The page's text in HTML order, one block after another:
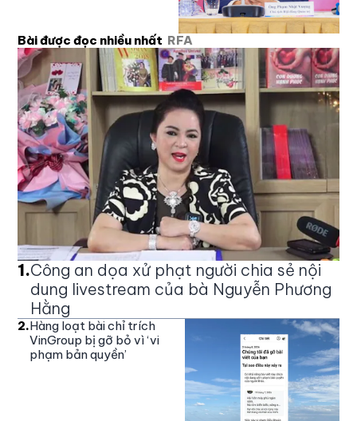
Bài được đọc nhiều nhất RFA
1.Công an dọa xử phạt người chia sẻ nội
dung livestream của bà Nguyễn Phương
Hằng
2.Hàng loạt bài chỉ trích
VinGroup bị gỡ bỏ vì ‘vi
phạm bản quyền’